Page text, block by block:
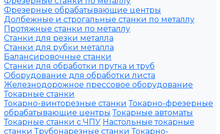
Фрезерные обрабатывающие центры
Долбежные и строгальные станки по металлу
Протяжные станки по металлу
Станки для резки металла
Станки для рубки металла
Балансировочные станки
Станки для обработки прутка и труб
Оборудование для обработки листа
Железнодорожное прессовое оборудование
Токарные станки
Токарно-винторезные станки Токарно-фрезерные
обрабатывающие центры Токарные автоматы
Токарные станки с ЧПУ Настольные токарные
станки Трубонарезные станки Токарно-